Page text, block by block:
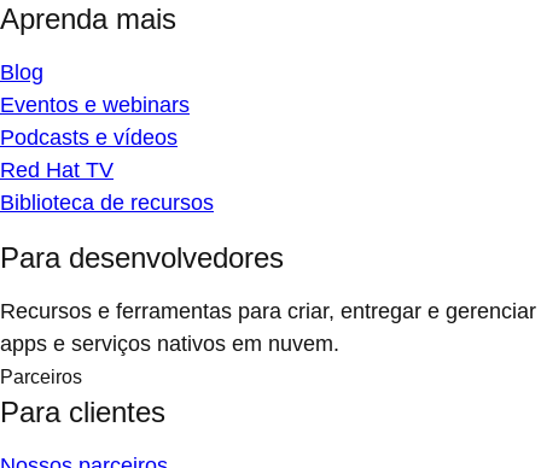
Aprenda mais
Blog
Eventos e webinars
Podcasts e vídeos
Red Hat TV
Biblioteca de recursos
Para desenvolvedores
Recursos e ferramentas para criar, entregar e gerenciar
apps e serviços nativos em nuvem.
Parceiros
Para clientes